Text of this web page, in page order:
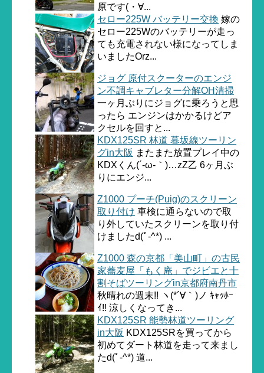
原です(・∀...
セロー225W バッテリー交換 嫁の
セロー225Wのバッテリーが走っ
ても充電されない様になってしま
いましたOrz...
ジョグ 原付スクーターのエンジ
ン不調キャブレター分解OH清掃
一ヶ月ぶりにジョグに乗ろうと思
ったら エンジンはかかるけどア
クセルを回すと...
KDX125SR 林道 暮坂線ツーリン
グin大阪 またまた放置プレイ中の
KDXくん(´-ω-｀)…zZ乙 6ヶ月ぶ
りにエンジ...
Z1000 プーチ(Puig)のスクリーン
取り付け 車検に通らないので取
り外していたスクリーンを取り付
けましたd(ﾟ-^*) ...
Z1000 森の京都「美山町」の古民
家蕎麦屋「もく庵」でジビエと十
割そばツーリングin京都府南丹市
秋晴れの週末!! ヽ(*´∀｀)ノ ｷｬｯﾎｰ
ｲ!! 涼しくなってき...
KDX125SR 能勢林道ツーリング
in大阪 KDX125SRを買ってから
初めてダート林道を走って来まし
たd(ﾟ-^*) 道...